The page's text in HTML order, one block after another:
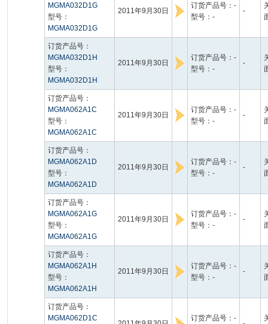
MGMA032D1G
型号：
MGMA032D1G
2011年9月30日
订货产品号：-
型号：-
-
订货产品号：
MGMA032D1H
型号：
MGMA032D1H
2011年9月30日
订货产品号：-
型号：-
-
订货产品号：
MGMA062A1C
型号：
MGMA062A1C
2011年9月30日
订货产品号：-
型号：-
-
订货产品号：
MGMA062A1D
型号：
MGMA062A1D
2011年9月30日
订货产品号：-
型号：-
-
订货产品号：
MGMA062A1G
型号：
MGMA062A1G
2011年9月30日
订货产品号：-
型号：-
-
订货产品号：
MGMA062A1H
型号：
MGMA062A1H
2011年9月30日
订货产品号：-
型号：-
-
订货产品号：
MGMA062D1C
订货产品号：-